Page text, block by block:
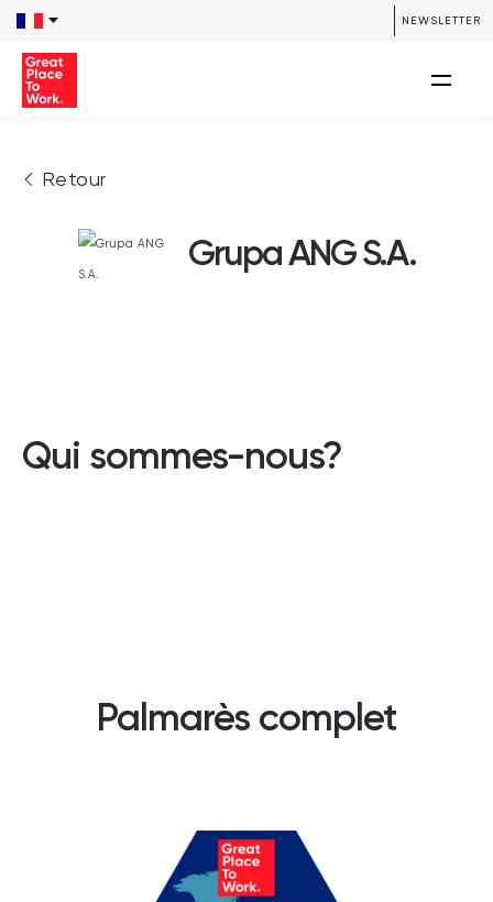
NEWSLETTER
Retour
Grupa ANG S.A.
Qui sommes-nous?
Palmarès complet